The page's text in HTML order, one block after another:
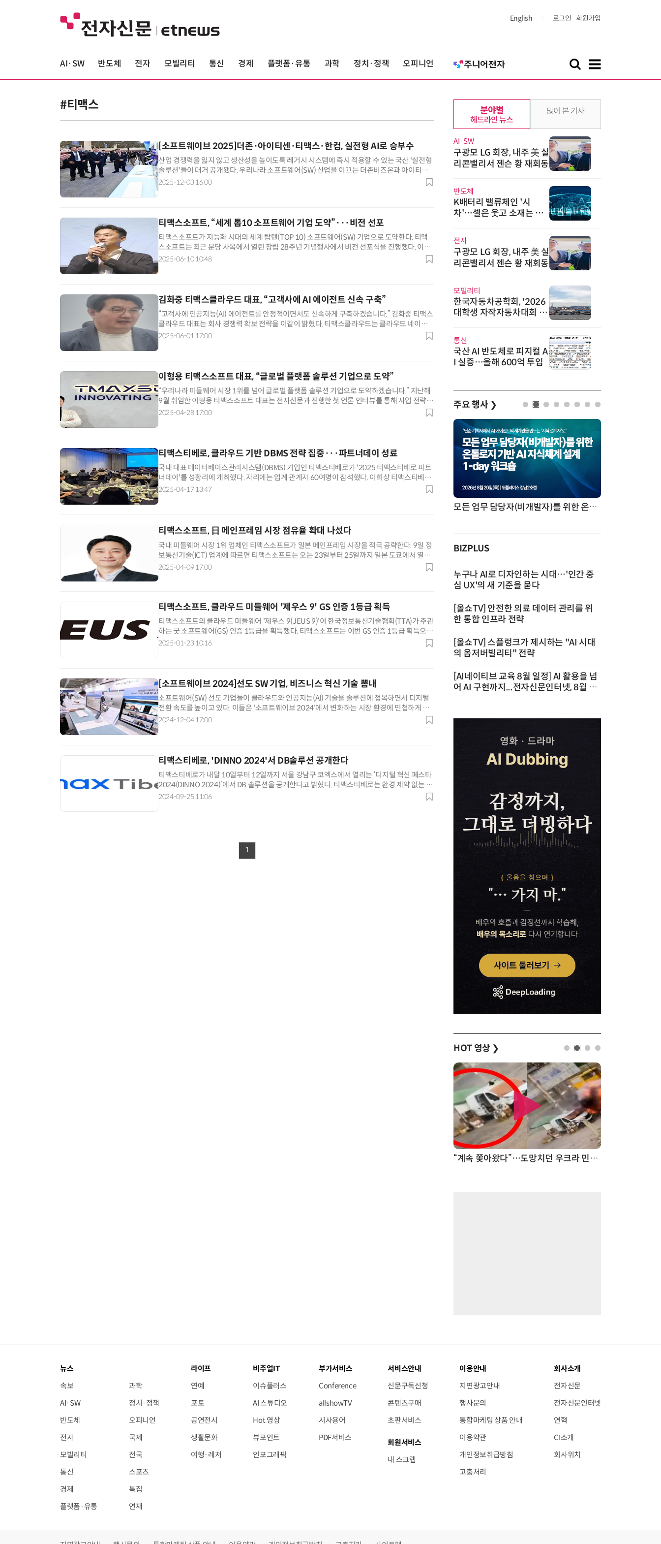
English 로그인 회원가입
AI·SW 반도체 전자 모빌리티 통신 경제 플랫폼·유통 과학 정치·정책 오피니언
#티맥스
[소프트웨이브 2025]더존·아이티센·티맥스·한컴, 실전형 AI로 승부수
산업 경쟁력을 잃지 않고 생산성을 높이도록 레거시 시스템에 즉시 적용할 수 있는 국산 '실전형
솔루션'들이 대거 공개됐다. 우리나라 소프트웨어(SW) 산업을 이끄는 더존비즈온과 아이티센,
티맥스소프트, 한글과컴퓨터는 3일 개막한 '소프트웨이브 2025'에서 인공지능 전
2025-12-03 16:00
티맥스소프트, “세계 톱10 소프트웨어 기업 도약”···비전 선포
티맥스소프트가 지능화 시대의 세계 탑텐(TOP 10) 소프트웨어(SW) 기업으로 도약한다. 티맥
스소프트는 최근 분당 사옥에서 열린 창립 28주년 기념행사에서 비전 선포식을 진행했다. 이형
용 티맥스소프트 대표는 “인공지능(AI)이 가져올 대격변 시대에 사업 가치를 더욱
2025-06-10 10:48
김화중 티맥스클라우드 대표, “고객사에 AI 에이전트 신속 구축”
“고객사에 인공지능(AI) 에이전트를 안정적이면서도 신속하게 구축하겠습니다.” 김화중 티맥스
클라우드 대표는 회사 경쟁력 확보 전략을 이같이 밝혔다. 티맥스클라우드는 클라우드 네이티
브 기반의 서비스형 플랫폼(PaaS)을 제공한다. 김 대표는 “티맥스클라우드는 기업이 AI
2025-06-01 17:00
이형용 티맥스소프트 대표, “글로벌 플랫폼 솔루션 기업으로 도약”
“우리나라 미들웨어 시장 1위를 넘어 글로벌 플랫폼 솔루션 기업으로 도약하겠습니다.” 지난해
9월 취임한 이형용 티맥스소프트 대표는 전자신문과 진행한 첫 언론 인터뷰를 통해 사업 전략을
이같이 밝혔다. 그동안 티맥스소프트는 14년 연속 국내 미들웨어 시장 강자로 군림해
2025-04-28 17:00
티맥스티베로, 클라우드 기반 DBMS 전략 집중···파트너데이 성료
국내 대표 데이터베이스관리시스템(DBMS) 기업인 티맥스티베로가 '2025 티맥스티베로 파트
너데이'를 성황리에 개최했다. 자리에는 업계 관계자 60여명이 참석했다. 이희상 티맥스티베로
대표는 환영사에서 “티맥스티베로는 파트너 생태계와 긴밀히 협력해 국내 DBMS 산업
2025-04-17 13:47
티맥스소프트, 日 메인프레임 시장 점유율 확대 나섰다
국내 미들웨어 시장 1위 업체인 티맥스소프트가 일본 메인프레임 시장을 적극 공략한다. 9일 정
보통신기술(ICT) 업계에 따르면 티맥스소프트는 오는 23일부터 25일까지 일본 도쿄에서 열리
는 현지 최대 IT쇼 '재팬 IT 위크 도쿄 스프링'에 참여한다. 티맥스소프트가 이
2025-04-09 17:00
티맥스소프트, 클라우드 미들웨어 '제우스 9' GS 인증 1등급 획득
티맥스소프트의 클라우드 미들웨어 '제우스 9(JEUS 9)'이 한국정보통신기술협회(TTA)가 주관
하는 굿 소프트웨어(GS) 인증 1등급을 획득했다. 티맥스소프트는 이번 GS 인증 1등급 획득으로
높은 수준의 클라우드 전문성과 기술력, 제품력 등을 인정받았다고 밝혔다.
2025-01-23 10:16
[소프트웨이브 2024]선도 SW 기업, 비즈니스 혁신 기술 뽐내
소프트웨어(SW) 선도 기업들이 클라우드와 인공지능(AI) 기술을 솔루션에 접목하면서 디지털
전환 속도를 높이고 있다. 이들은 '소프트웨이브 2024'에서 변화하는 시장 환경에 민첩하게 대
응할 수 있는 기술력을 선보였다. 비용 절감뿐만 아니라 새로운 비즈니스를 창출하며
2024-12-04 17:00
티맥스티베로, 'DINNO 2024'서 DB솔루션 공개한다
티맥스티베로가 내달 10일부터 12일까지 서울 강남구 코엑스에서 열리는 ‘디지털 혁신 페스타
2024(DINNO 2024)’에서 DB 솔루션을 공개한다고 밝혔다. 티맥스티베로는 환경 제약 없는 사
용자 맞춤형 고성능 DBMS ‘티베로7’, DB 모니터링·성능관리 솔루션
2024-09-25 11:06
1
분야별
헤드라인 뉴스
AI·SW
구광모 LG 회장, 내주 美 실
리콘밸리서 젠슨 황 재회동
반도체
K배터리 밸류체인 '시
차'…셀은 웃고 소재는 아
전자
구광모 LG 회장, 내주 美 실
리콘밸리서 젠슨 황 재회동
모빌리티
한국자동차공학회, '2026
대학생 자작자동차대회 포
통신
국산 AI 반도체로 피지컬 A
I 실증…올해 600억 투입
많이 본 기사
주요 행사 ❯
모든 업무 담당자(비개발자)를 위한 온톨로지 기반 AI 지식체계 설계 1-day 워크숍
BIZPLUS
누구나 AI로 디자인하는 시대…'인간 중
심 UX'의 새 기준을 묻다
[올쇼TV] 안전한 의료 데이터 관리를 위
한 통합 인프라 전략
[올쇼TV] 스플렁크가 제시하는 "AI 시대
의 옵저버빌리티" 전략
[AI네이티브 교육 8월 일정] AI 활용을 넘
어 AI 구현까지...전자신문인터넷, 8월 실
HOT 영상 ❯
“계속 쫓아왔다”…도망치던 우크라 민간인 공격한 러 자폭 드론
뉴스
속보
AI·SW
반도체
전자
모빌리티
통신
경제
플랫폼·유통
과학
정치·정책
오피니언
국제
전국
스포츠
특집
연재
라이프
연예
포토
공연전시
생활문화
여행·레저
비주얼IT
이슈플러스
AI 스튜디오
Hot 영상
뷰포인트
인포그래픽
부가서비스
Conference
allshowTV
시사용어
PDF서비스
서비스안내
신문구독신청
콘텐츠구매
초판서비스
회원서비스
내 스크랩
이용안내
지면광고안내
행사문의
통합마케팅 상품 안내
이용약관
개인정보취급방침
고충처리
회사소개
전자신문
전자신문인터넷
연혁
CI소개
회사위치